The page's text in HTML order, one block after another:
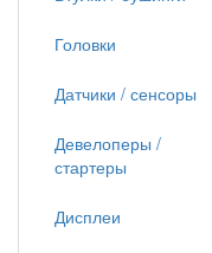
Головки
Датчики / сенсоры
Девелоперы /
стартеры
Дисплеи